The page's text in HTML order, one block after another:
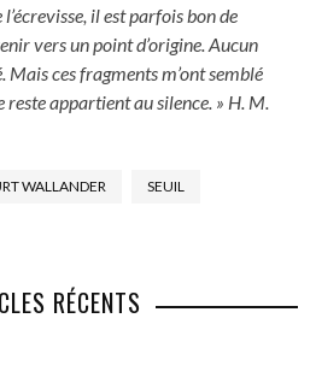
il est parfois bon de
vers un point d’origine. Aucun
Mais ces fragments m’ont semblé
appartient au silence. » H. M.
WALLANDER SEUIL
RÉCENTS